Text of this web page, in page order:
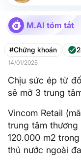
M.AI tóm tắt
#Chứng khoán
14/01/2025
Chịu sức ép từ
sẽ mở 3 trung
Vincom Retail
trung tâm
120.000 m2
thủ nước ngoài